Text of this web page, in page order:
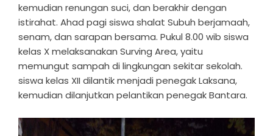
kemudian renungan suci, dan berakhir dengan
istirahat. Ahad pagi siswa shalat Subuh berjamaah,
senam, dan sarapan bersama. Pukul 8.00 wib siswa
kelas X melaksanakan Surving Area, yaitu
memungut sampah di lingkungan sekitar sekolah.
siswa kelas XII dilantik menjadi penegak Laksana,
kemudian dilanjutkan pelantikan penegak Bantara.